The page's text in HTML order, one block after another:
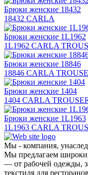
Брюки женские 18432
18432 CARLA
Брюки женские 1L1962
1L1962 CARLA
Брюки женские 18846
18846 CARLA
Брюки женские 1404
1404 CARLA
Брюки женские 1L1963
1L1963 CARLA
Мы - компания,
Мы предлагаем
— от рабочей одежды,
текстиля для